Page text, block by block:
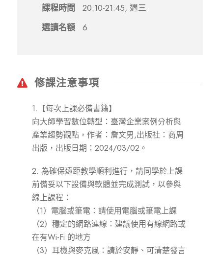
課程時間
20:10-21:45, 週三
選讀名額
6
修課注意事項
1.【每次上課必備書籍】
向大師學習數位轉型：臺灣企業案例分析與
產業趨勢觀點，作者：詹文男,出版社：商周
出版，出版日期：2024/03/02。
2. 為確保遠距教學順利進行，請同學於上課
前備妥以下設備與軟體並完成測試，以參與
線上課程：
（1）電腦或筆電：請使用電腦或筆電上課
（2）穩定的網路連線：建議使用有線網路或
在有Wi-Fi 的地方
（3）耳機與麥克風：請於安靜、可清楚發言